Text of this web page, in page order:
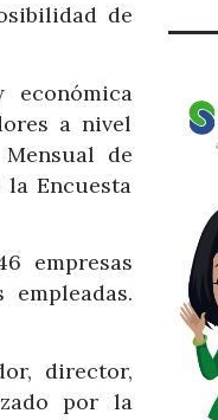
de
económica
a nivel
de
Encuesta
empresas
director,
por la